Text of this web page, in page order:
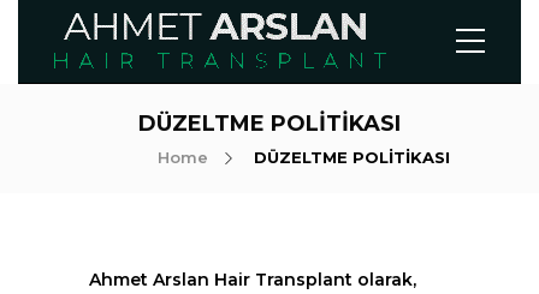
DÜZELTME POLİTİKASI
Home DÜZELTME POLİTİKASI
Ahmet Arslan Hair Transplant olarak,